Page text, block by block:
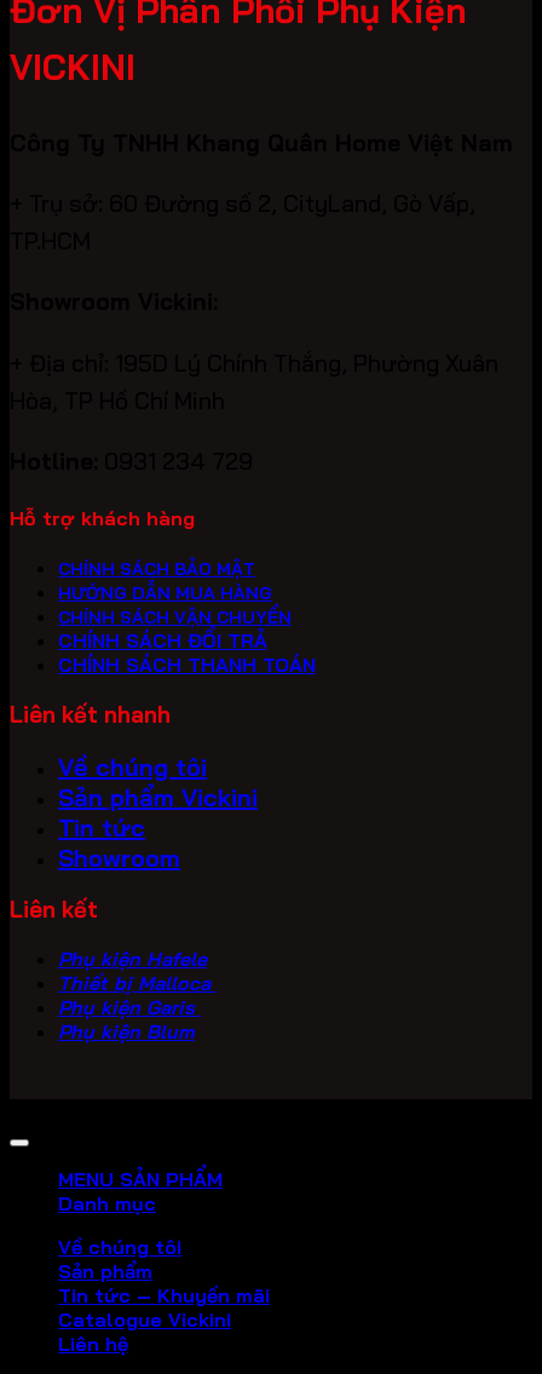
Đơn Vị Phân Phối Phụ Kiện
VICKINI
Hỗ trợ khách hàng
CHÍNH SÁCH BẢO MẬT
HƯỚNG DẪN MUA HÀNG
CHÍNH SÁCH VẬN CHUYỂN
CHÍNH SÁCH ĐỔI TRẢ
CHÍNH SÁCH THANH TOÁN
Liên kết nhanh
Về chúng tôi
Sản phẩm Vickini
Tin tức
Showroom
Liên kết
Phụ kiện Hafele
Thiết bị Malloca
Phụ kiện Garis
Phụ kiện Blum
MENU SẢN PHẨM
Danh mục
Về chúng tôi
Sản phẩm
Tin tức – Khuyến mãi
Catalogue Vickini
Liên hệ